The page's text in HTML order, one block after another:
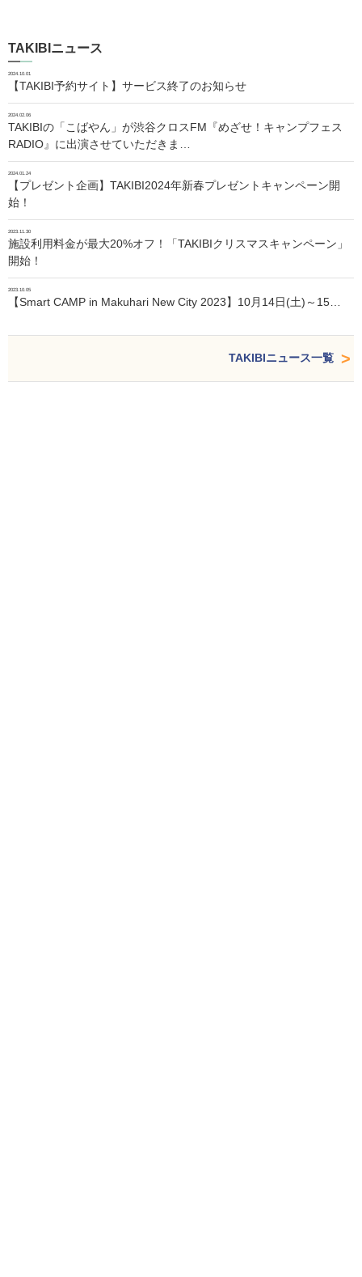
TAKIBIニュース
2024.10.01
【TAKIBI予約サイト】サービス終了のお知らせ
2024.02.06
TAKIBIの「こばやん」が渋谷クロスFM『めざせ！キャンプフェス
RADIO』に出演させていただきま…
2024.01.24
【プレゼント企画】TAKIBI2024年新春プレゼントキャンペーン開
始！
2023.11.30
施設利用料金が最大20%オフ！「TAKIBIクリスマスキャンペーン」
開始！
2023.10.05
【Smart CAMP in Makuhari New City 2023】10月14日(土)～15…
TAKIBIニュース一覧